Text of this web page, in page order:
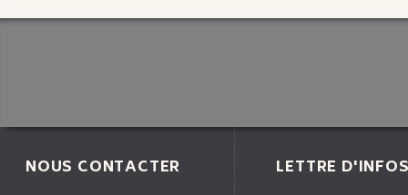
NOUS CONTACTER LETTRE D'INFOS